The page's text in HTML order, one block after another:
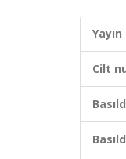
Cilt